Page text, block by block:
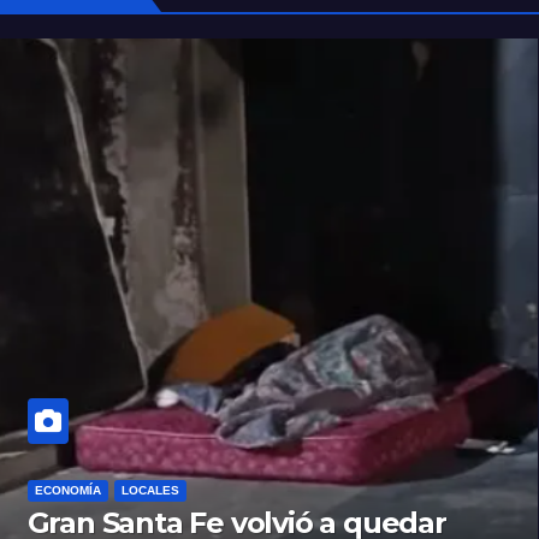
ECONOMÍA LOCALES
Gran Santa Fe volvió a quedar